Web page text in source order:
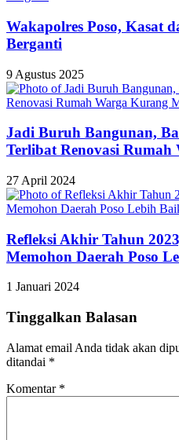
Wakapolres Poso, Kasat
Berganti
9 Agustus 2025
Jadi Buruh Bangunan,
Terlibat Renovasi
27 April 2024
Refleksi Akhir Tahun
Memohon Daerah Poso
1 Januari 2024
Tinggalkan Balasan
Alamat email Anda tidak akan
ditandai *
Komentar *